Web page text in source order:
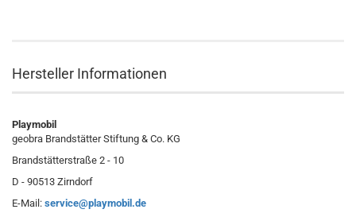
Hersteller Informationen
Playmobil
geobra Brandstätter Stiftung & Co. KG
Brandstätterstraße 2 - 10
D - 90513 Zirndorf
E-Mail: service@playmobil.de